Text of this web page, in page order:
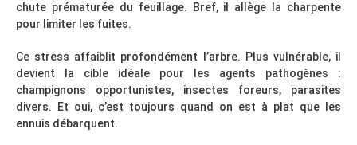
chute prématurée du feuillage. Bref, il allège la charpente
pour limiter les fuites.
Ce stress affaiblit profondément l’arbre. Plus vulnérable, il
devient la cible idéale pour les agents pathogènes :
champignons opportunistes, insectes foreurs, parasites
divers. Et oui, c’est toujours quand on est à plat que les
ennuis débarquent.